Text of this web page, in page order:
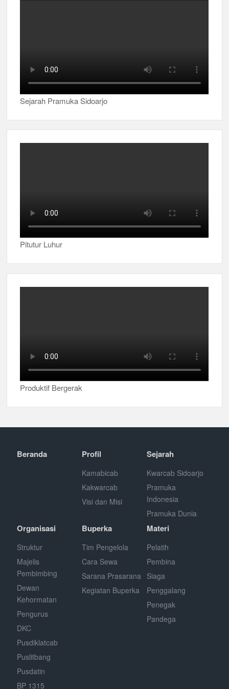
Sejarah Pramuka Sidoarjo
Pitutur Luhur
Produktif Bergerak
Beranda Profil
Kamabicab
Kakwarcab
Visi dan Misi
Sejarah
Kwarcab Sidoarjo
Pramuka
Indonesia
Pramuka Dunia
Organisasi
Struktur
Majelis
Pembimbing
Dewan
Kehormatan
Pengurus
DKC
Pusdiklatcab
Puslitbang
Pusdatin
BP 1315
Buperka
Tim Pengelola
Cara Sewa
Sarana Prasarana
Kegiatan Buperka
Materi
Pelatih
Pembina
Siaga
Penggalang
Penegak
Pandega